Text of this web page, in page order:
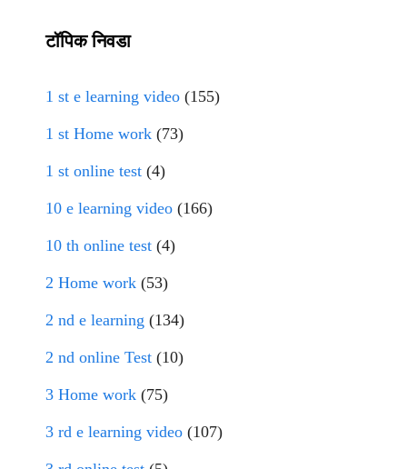
टॉपिक निवडा
1 st e learning video (155)
1 st Home work (73)
1 st online test (4)
10 e learning video (166)
10 th online test (4)
2 Home work (53)
2 nd e learning (134)
2 nd online Test (10)
3 Home work (75)
3 rd e learning video (107)